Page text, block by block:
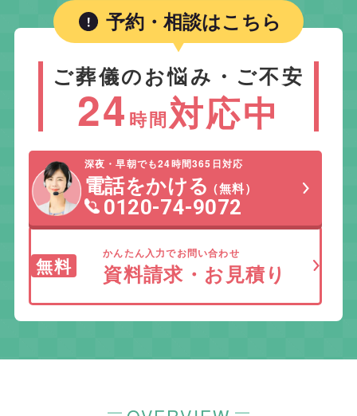
予約・相談はこちら
ご葬儀のお悩み・ご不安
24 時間対応中
深夜・早朝でも24時間365日対応
電話をかける（無料）
0120-74-9072
無料
かんたん入力でお問い合わせ
資料請求・お見積り